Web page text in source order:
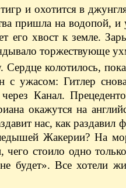
и охотится в
пришла на водопой, и
его хвост к земле.
торжествующе
колотилось,
с ужасом: Гитлер
Канал.
окажутся на
нас, как раздавил
Жакерии? На
стоило одно
будет». Все хотели